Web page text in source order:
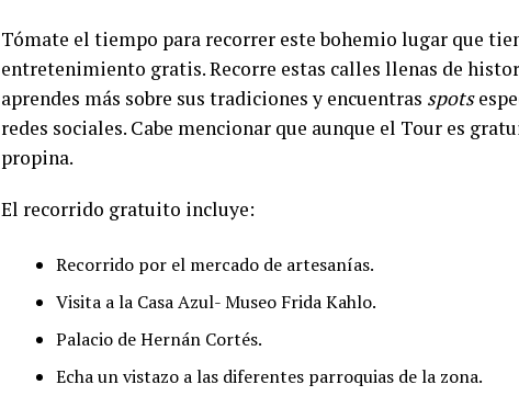
Tómate el tiempo para recorrer este bohemio lugar que
entretenimiento gratis. Recorre estas calles llenas de
aprendes más sobre sus tradiciones y encuentras spots
redes sociales. Cabe mencionar que aunque el Tour es
propina.
El recorrido gratuito incluye:
Recorrido por el mercado de artesanías.
Visita a la Casa Azul- Museo Frida Kahlo.
Palacio de Hernán Cortés.
Echa un vistazo a las diferentes parroquias de la zona.